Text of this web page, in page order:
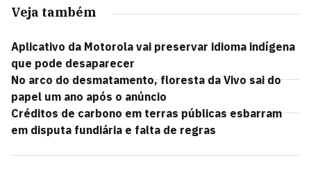
Veja também
Aplicativo da Motorola vai preservar idioma indígena
que pode desaparecer
No arco do desmatamento, floresta da Vivo sai do
papel um ano após o anúncio
Créditos de carbono em terras públicas esbarram
em disputa fundiária e falta de regras